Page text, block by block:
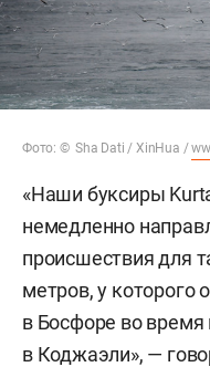
Фото: © Sha Dati / XinHua /
«Наши буксиры
немедленно
происшествия для
метров, у которого
в Босфоре во время
в Коджаэли», —